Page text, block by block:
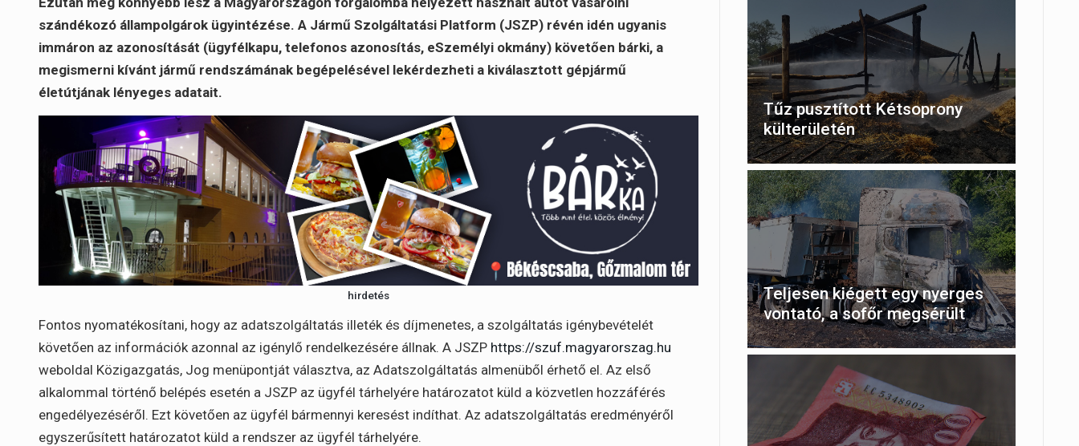
szándékozó állampolgárok ügyintézése. A Jármű Szolgáltatási Platform (JSZP) révén idén ugyanis
immáron az azonosítását (ügyfélkapu, telefonos azonosítás, eSzemélyi okmány) követően bárki, a
megismerni kívánt jármű rendszámának begépelésével lekérdezheti a kiválasztott gépjármű
életútjának lényeges adatait.
hirdetés
Fontos nyomatékosítani, hogy az adatszolgáltatás illeték és díjmenetes, a szolgáltatás igénybevételét
követően az információk azonnal az igénylő rendelkezésére állnak. A JSZP https://szuf.magyarorszag.hu
weboldal Közigazgatás, Jog menüpontját választva, az Adatszolgáltatás almenüből érhető el. Az első
alkalommal történő belépés esetén a JSZP az ügyfél tárhelyére határozatot küld a közvetlen hozzáférés
engedélyezéséről. Ezt követően az ügyfél bármennyi keresést indíthat. Az adatszolgáltatás eredményéről
egyszerűsített határozatot küld a rendszer az ügyfél tárhelyére.
Tűz pusztított Kétsoprony
külterületén
Teljesen kiégett egy nyerges
vontató, a sofőr megsérült